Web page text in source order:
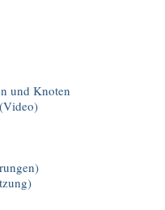
und Knoten